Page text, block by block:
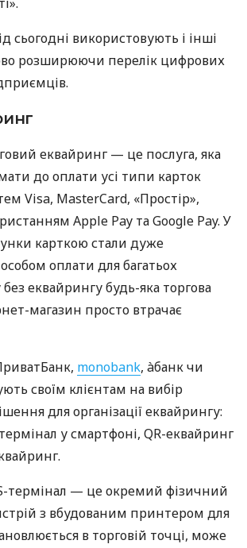
сьогодні використовують і інші
розширюючи перелік цифрових
еквайринг — це послуга, яка
до оплати усі типи карток
Visa, MasterCard, «Простір»,
Apple Pay та Google Pay. У
карткою стали дуже
оплати для багатьох
еквайрингу будь-яка торгова
магазин просто втрачає
monobank, àбанк чи
своїм клієнтам на вибір
для організації еквайрингу:
у смартфоні, QR-еквайринг
термінал — це окремий фізичний
з вбудованим принтером для
в торговій точці, може